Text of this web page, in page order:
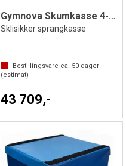
Gymnova Skumkasse 4-delt
Sklisikker sprangkasse
Bestillingsvare ca. 50dager
(estimat)
43 709,-